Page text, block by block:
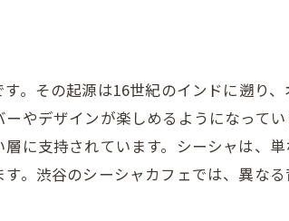
。その起源は16世紀のインドに遡り
やデザインが楽しめるようになって
に支持されています。シーシャは、
。渋谷のシーシャカフェでは、異な